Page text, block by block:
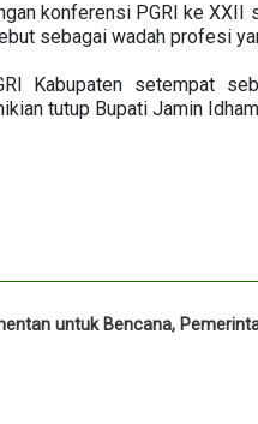
konferensi PGRI ke
sebagai wadah profesi
Kabupaten setempat
tutup Bupati Jamin
untuk Bencana,